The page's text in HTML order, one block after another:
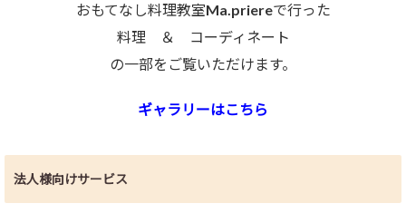
おもてなし料理教室Ma.priereで行った
料理 ＆ コーディネート
の一部をご覧いただけます。
ギャラリーはこちら
法人様向けサービス